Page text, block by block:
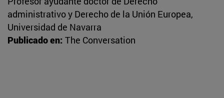
administrativo y Derecho de la Unión Europea,
Universidad de Navarra
Publicado en: The Conversation